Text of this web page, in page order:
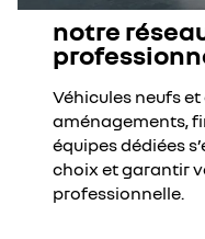
notre
Véhicules neufs
aménagements,
équipes dédiées
choix et garantir
professionnelle.